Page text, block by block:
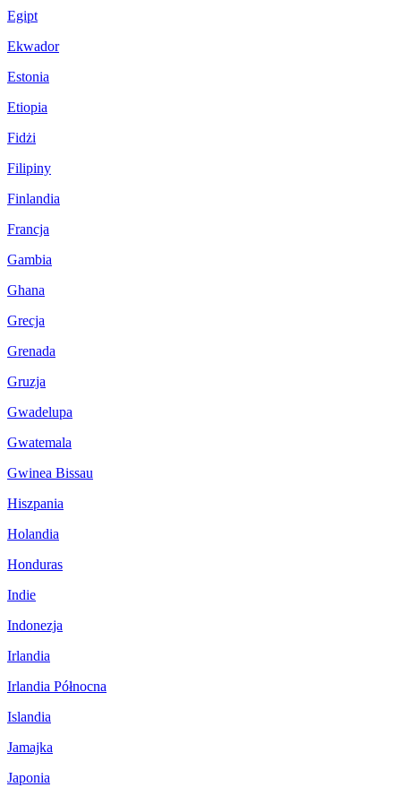
Egipt
Ekwador
Estonia
Etiopia
Fidżi
Filipiny
Finlandia
Francja
Gambia
Ghana
Grecja
Grenada
Gruzja
Gwadelupa
Gwatemala
Gwinea Bissau
Hiszpania
Holandia
Honduras
Indie
Indonezja
Irlandia
Irlandia Północna
Islandia
Jamajka
Japonia